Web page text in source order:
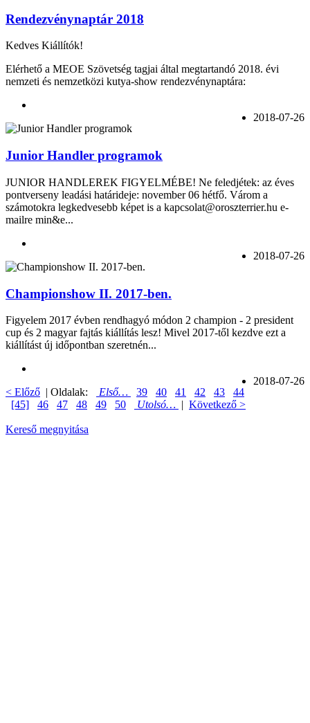
Rendezvénynaptár 2018
Kedves Kiállítók!
Elérhető a MEOE Szövetség tagjai által megtartandó 2018. évi
nemzeti és nemzetközi kutya-show rendezvénynaptára:
2018-07-26
Junior Handler programok
JUNIOR HANDLEREK FIGYELMÉBE! Ne feledjétek: az éves
pontverseny leadási határideje: november 06 hétfő. Várom a
számotokra legkedvesebb képet is a kapcsolat@oroszterrier.hu e-
mailre min&e...
2018-07-26
Championshow II. 2017-ben.
Figyelem 2017 évben rendhagyó módon 2 champion - 2 president
cup és 2 magyar fajtás kiállítás lesz! Mivel 2017-től kezdve ezt a
kiállítást új időpontban szeretnén...
2018-07-26
< Előző | Oldalak: Első… 39 40 41 42 43
44
[45]
46 47 48 49 50 Utolsó… | Következő >
Kereső megnyitása